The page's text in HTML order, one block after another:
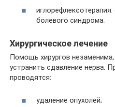
болевого синдрома.
Хирургическое лечение
Помощь хирургов
устранить сдавление нерва.
проводятся:
удаление опухолей;